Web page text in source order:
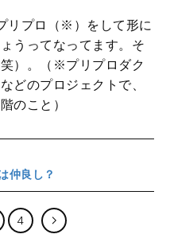
リプロ（※）をして形に
うってなってます。そ
）。（※プリプロダク
どのプロジェクトで、
のこと）
仲良し？
4